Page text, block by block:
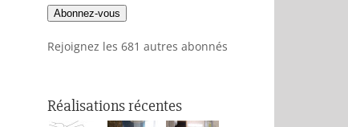
mail
Abonnez-vous
Rejoignez les 681 autres abonnés
Réalisations récentes